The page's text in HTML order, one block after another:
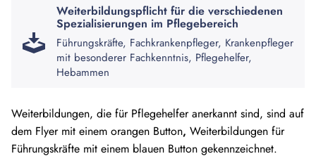
Weiterbildungspflicht für die verschiedenen
Spezialisierungen im Pflegebereich
Führungskräfte, Fachkrankenpfleger, Krankenpfleger
mit besonderer Fachkenntnis, Pflegehelfer,
Hebammen
Weiterbildungen, die für Pflegehelfer anerkannt sind, sind auf
dem Flyer mit einem orangen Button, Weiterbildungen für
Führungskräfte mit einem blauen Button gekennzeichnet.